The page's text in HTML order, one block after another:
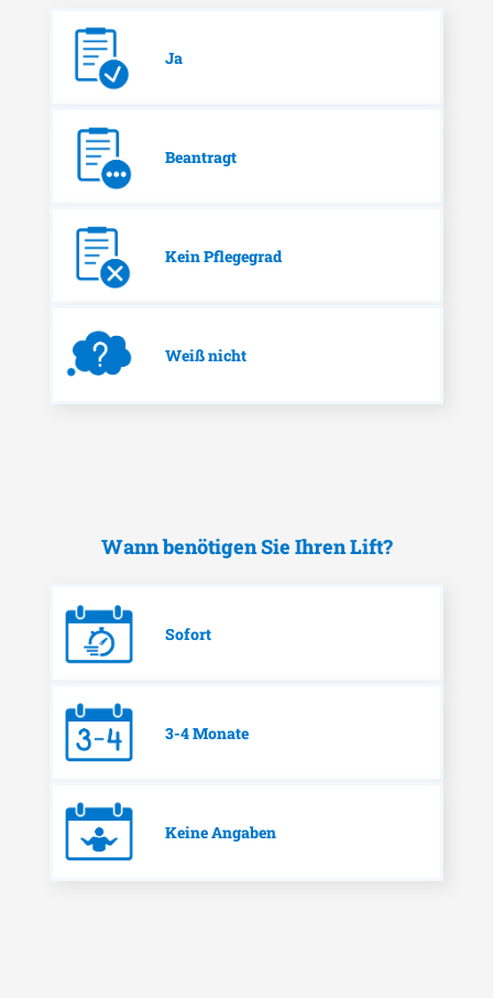
Ja
Beantragt
Kein Pflegegrad
Weiß nicht
Wann benötigen Sie Ihren Lift?
Sofort
3-4 Monate
Keine Angaben